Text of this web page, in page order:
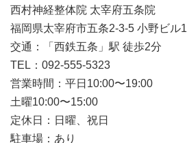
西村神経整体院 太宰府五条院
福岡県太宰府市五条2-3-5 小野ビル
交通：「西鉄五条」駅 徒歩2分
TEL：092-555-5323
営業時間：平日10:00〜19:00
土曜10:00〜15:00
定休日：日曜、祝日
駐車場：あり